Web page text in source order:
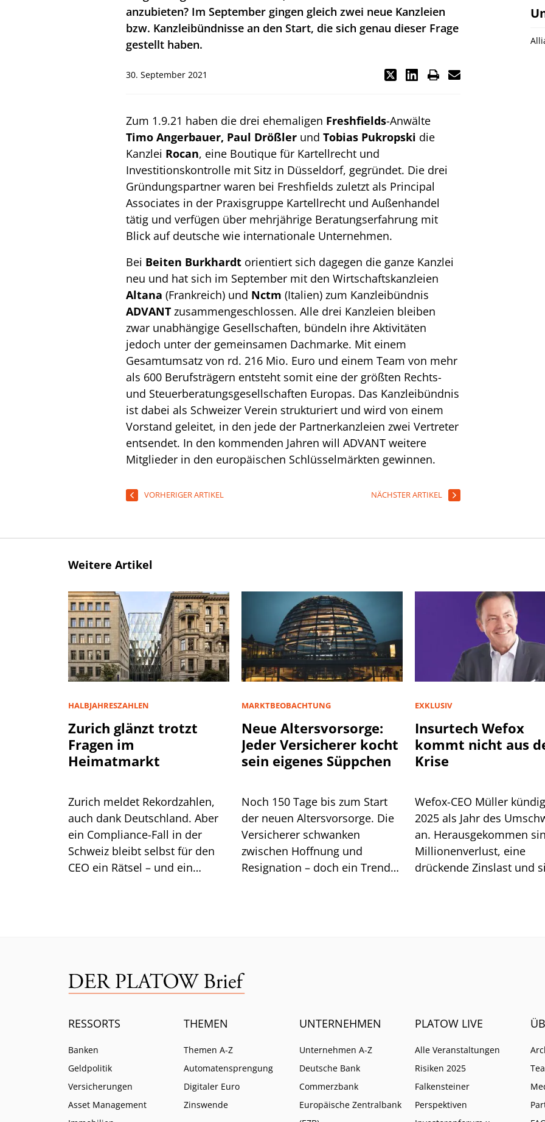
anzubieten? Im September gingen gleich zwei neue Kanzleien
bzw. Kanzleibündnisse an den Start, die sich genau dieser Frage
gestellt haben.
30. September 2021
Zum 1.9.21 haben die drei ehemaligen Freshfields-Anwälte
Timo Angerbauer, Paul Drößler und Tobias Pukropski die
Kanzlei Rocan, eine Boutique für Kartellrecht und
Investitionskontrolle mit Sitz in Düsseldorf, gegründet. Die drei
Gründungspartner waren bei Freshfields zuletzt als Principal
Associates in der Praxisgruppe Kartellrecht und Außenhandel
tätig und verfügen über mehrjährige Beratungserfahrung mit
Blick auf deutsche wie internationale Unternehmen.
Bei Beiten Burkhardt orientiert sich dagegen die ganze Kanzlei
neu und hat sich im September mit den Wirtschaftskanzleien
Altana (Frankreich) und Nctm (Italien) zum Kanzleibündnis
ADVANT zusammengeschlossen. Alle drei Kanzleien bleiben
zwar unabhängige Gesellschaften, bündeln ihre Aktivitäten
jedoch unter der gemeinsamen Dachmarke. Mit einem
Gesamtumsatz von rd. 216 Mio. Euro und einem Team von mehr
als 600 Berufsträgern entsteht somit eine der größten Rechts-
und Steuerberatungsgesellschaften Europas. Das Kanzleibündnis
ist dabei als Schweizer Verein strukturiert und wird von einem
Vorstand geleitet, in den jede der Partnerkanzleien zwei Vertreter
entsendet. In den kommenden Jahren will ADVANT weitere
Mitglieder in den europäischen Schlüsselmärkten gewinnen.
VORHERIGER ARTIKEL NÄCHSTER ARTIKEL
Weitere Artikel
HALBJAHRESZAHLEN
Zurich glänzt trotzt
Fragen im
Heimatmarkt
Zurich meldet Rekordzahlen,
auch dank Deutschland. Aber
ein Compliance-Fall in der
Schweiz bleibt selbst für den
CEO ein Rätsel – und ein
MARKTBEOBACHTUNG
Neue Altersvorsorge:
Jeder Versicherer kocht
sein eigenes Süppchen
Noch 150 Tage bis zum Start
der neuen Altersvorsorge. Die
Versicherer schwanken
zwischen Hoffnung und
Resignation – doch ein Trend
EXKLUSIV
Insurtech Wefox
kommt nicht aus
Krise
Wefox-CEO Müller
2025 als Jahr des
an. Herausgekommen
Millionenverlust, eine
drückende Zinslast und
RESSORTS
Banken
Geldpolitik
Versicherungen
Asset Management
THEMEN
Themen A-Z
Automatensprengung
Digitaler Euro
Zinswende
UNTERNEHMEN
Unternehmen A-Z
Deutsche Bank
Commerzbank
Europäische Zentralbank
PLATOW LIVE
Alle Veranstaltungen
Risiken 2025
Falkensteiner
Perspektiven